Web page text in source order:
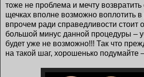
тоже не проблема и мечту
щечках вполне возможно воплотить в
впрочем ради справедливости стоит
большой минус данной процедуры –
будет уже не возможно!!! Так что
на такой шаг, хорошенько подумайте